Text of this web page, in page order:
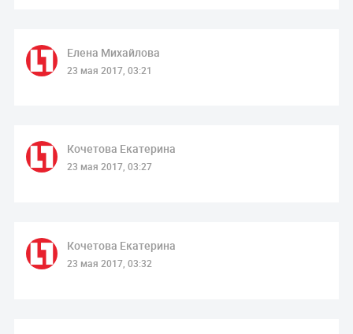
Елена Михайлова
23 мая 2017, 03:21
Кочетова Екатерина
23 мая 2017, 03:27
Кочетова Екатерина
23 мая 2017, 03:32